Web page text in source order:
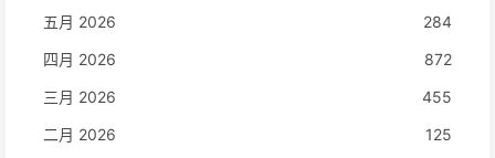
五月 2026
284
四月 2026
872
三月 2026
455
二月 2026
125